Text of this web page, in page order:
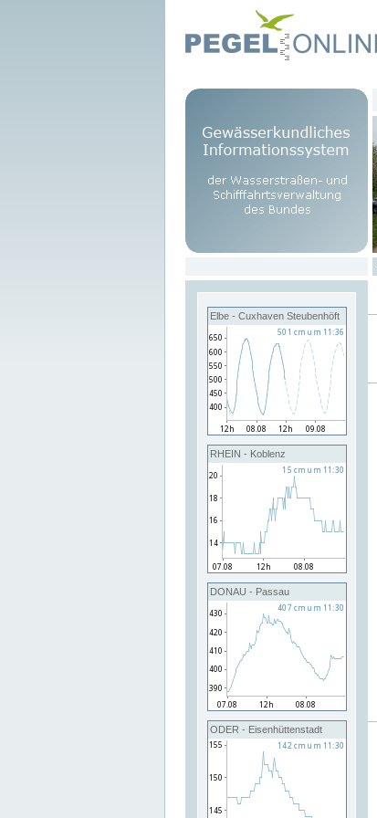
Elbe - Cuxhaven Steubenhöft
RHEIN - Koblenz
DONAU - Passau
ODER - Eisenhüttenstadt